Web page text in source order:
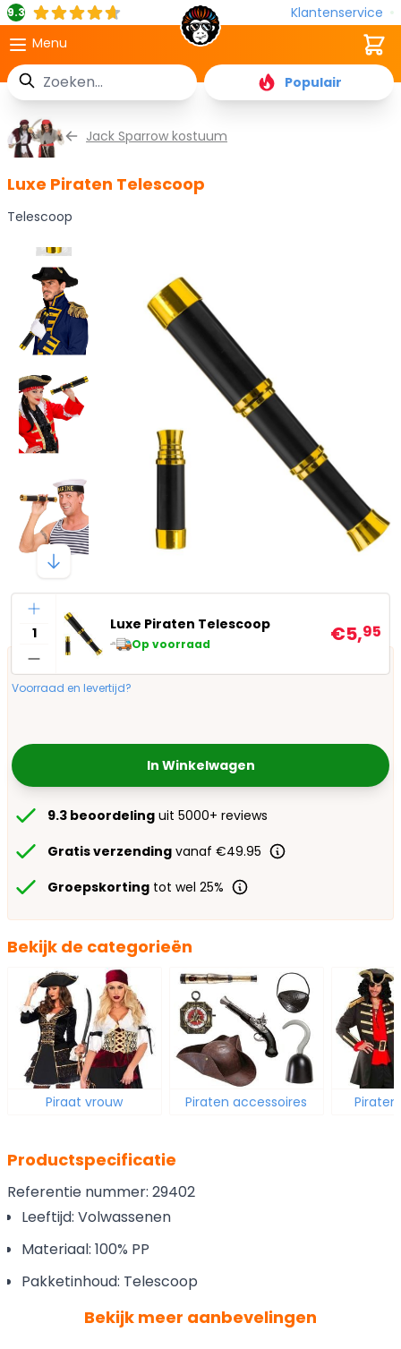
9.3
Klantenservice
Menu
Zoek
Populair
Cart
Jack Sparrow kostuum
Luxe Piraten Telescoop
Telescoop
Aantal
Luxe Piraten Telescoop
Op voorraad €5,95
Voorraad en levertijd?
In Winkelwagen
9.3 beoordeling uit 5000+ reviews
Gratis verzending vanaf €49.95
Groepskorting tot wel 25%
Bekijk de categorieën
Piraat vrouw Piraten accessoires
Productspecificatie
Referentie nummer: 29402
Leeftijd: Volwassenen
Materiaal: 100% PP
Pakketinhoud: Telescoop
Bekijk meer aanbevelingen